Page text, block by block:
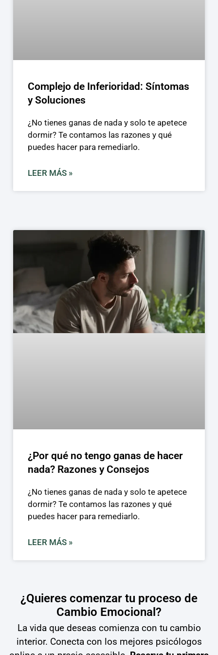
Complejo de Inferioridad: Síntomas
y Soluciones
¿No tienes ganas de nada y solo te apetece
dormir? Te contamos las razones y qué
puedes hacer para remediarlo.
LEER MÁS »
¿Por qué no tengo ganas de hacer
nada? Razones y Consejos
¿No tienes ganas de nada y solo te apetece
dormir? Te contamos las razones y qué
puedes hacer para remediarlo.
LEER MÁS »
¿Quieres comenzar tu proceso de
Cambio Emocional?
La vida que deseas comienza con tu cambio
interior. Conecta con los mejores psicólogos